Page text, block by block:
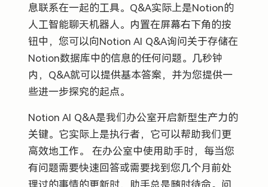
息联系在一起的工具。Q&A实际上是Notion的
人工智能聊天机器人。内置在屏幕右下角的按
钮中，您可以向Notion AI Q&A询问关于存储在
Notion数据库中的信息的任何问题。几秒钟
内，Q&A就可以提供基本答案，并为您提供一
些进一步探究的起点。
Notion AI Q&A是我们办公室开启新型生产力的
关键。它实际上是执行者，它可以帮助我们更
高效地工作。 在办公室中使用助手时，每当您
有问题需要快速回答或需要找到您几个月前处